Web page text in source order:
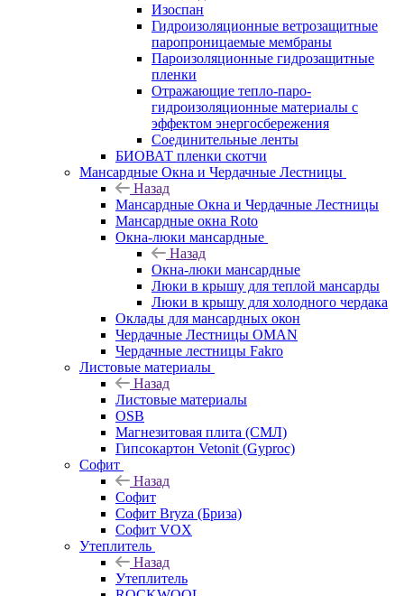
Изоспан
Гидроизоляционные ветрозащитные
паропроницаемые мембраны
Пароизоляционные гидрозащитные
пленки
Отражающие тепло-паро-
гидроизоляционные материалы с
эффектом энергосбережения
Соединительные ленты
БИОВАТ пленки скотчи
Мансардные Окна и Чердачные Лестницы
Назад
Мансардные Окна и Чердачные Лестницы
Мансардные окна Roto
Окна-люки мансардные
Назад
Окна-люки мансардные
Люки в крышу для теплой мансарды
Люки в крышу для холодного чердака
Оклады для мансардных окон
Чердачные Лестницы OMAN
Чердачные лестницы Fakro
Листовые материалы
Назад
Листовые материалы
OSB
Магнезитовая плита (СМЛ)
Гипсокартон Vetonit (Gyproc)
Софит
Назад
Софит
Софит Bryza (Бриза)
Софит VOX
Утеплитель
Назад
Утеплитель